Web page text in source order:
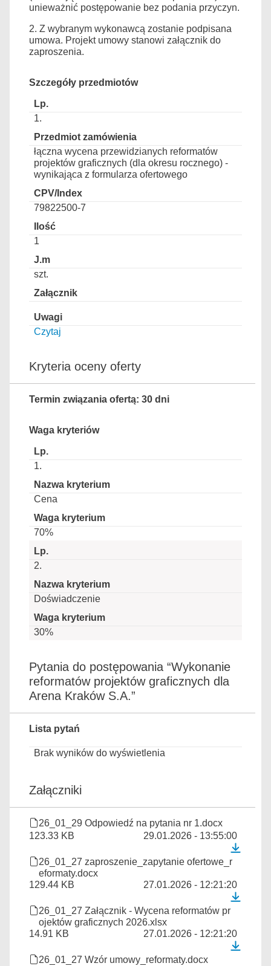
unieważnić postępowanie bez podania przyczyn.
2. Z wybranym wykonawcą zostanie podpisana
umowa. Projekt umowy stanowi załącznik do
zaproszenia.
Szczegóły przedmiotów
1.
łączna wycena przewidzianych reformatów
projektów graficznych (dla okresu rocznego) -
wynikająca z formularza ofertowego
79822500-7
1
szt.
Czytaj
Kryteria oceny oferty
Termin związania ofertą: 30 dni
Waga kryteriów
1.
Cena
70%
2.
Doświadczenie
30%
Pytania do postępowania “Wykonanie
reformatów projektów graficznych dla
Arena Kraków S.A.”
Lista pytań
Brak wyników do wyświetlenia
Załączniki
26_01_29 Odpowiedź na pytania nr 1.docx
123.33 KB
29.01.2026 - 13:55:00
26_01_27 zaproszenie_zapytanie ofertowe_r
eformaty.docx
129.44 KB
27.01.2026 - 12:21:20
26_01_27 Załącznik - Wycena reformatów pr
ojektów graficznych 2026.xlsx
14.91 KB
27.01.2026 - 12:21:20
26_01_27 Wzór umowy_reformaty.docx